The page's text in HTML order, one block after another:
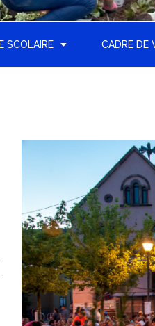
SCOLAIRE CADRE DE